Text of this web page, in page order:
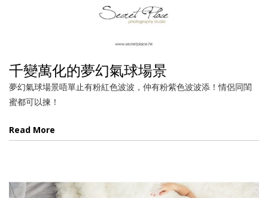
千變萬化的夢幻氣球場景
夢幻氣球場景唔單止有粉紅色波波，仲有粉紫色波波添！情侶同閨
蜜都可以揀！
Read More